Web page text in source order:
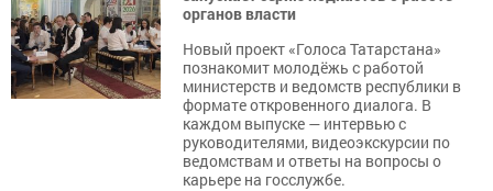
органов власти
Новый проект «Голоса Татарстана»
познакомит молодёжь с работой
министерств и ведомств республики в
формате откровенного диалога. В
каждом выпуске — интервью с
руководителями, видеоэкскурсии по
ведомствам и ответы на вопросы о
карьере на госслужбе.